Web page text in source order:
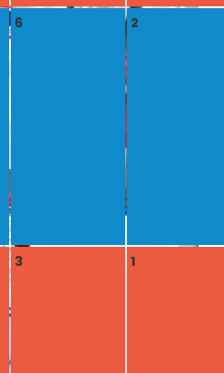
6 2
3 1